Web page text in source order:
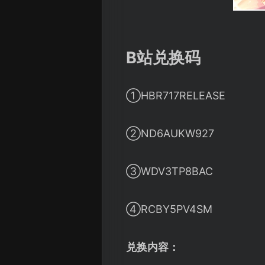
B站兑换码
①HBR717RELEASE
②ND6AUKW927
③WDV3TP8BAC
④RCBY5PV4SM
兑换内容：